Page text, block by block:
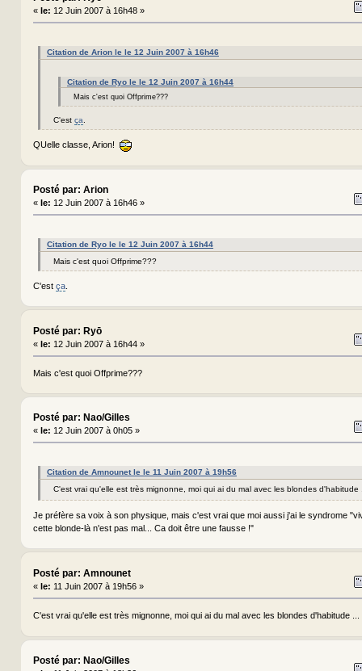
« le: 12 Juin 2007 à 16h48 »
Citation de Arion le le 12 Juin 2007 à 16h46
Citation de Ryo le le 12 Juin 2007 à 16h44
Mais c'est quoi Offprime???
C'est ça
QUelle classe, Arion!
Posté par: Arion
« le: 12 Juin 2007 à 16h46 »
Citation de Ryo le le 12 Juin 2007 à 16h44
Mais c'est quoi Offprime???
C'est ça.
Posté par: Ryō
« le: 12 Juin 2007 à 16h44 »
Mais c'est quoi Offprime???
Posté par: Nao/Gilles
« le: 12 Juin 2007 à 0h05 »
Citation de Amnounet le le 11 Juin 2007 à 19h56
C'est vrai qu'elle est très mignonne, moi qui ai du mal avec les blondes
Je préfère sa voix à son physique, mais c'est vrai que moi aussi j'ai le syndrome
cette blonde-là n'est pas mal... Ca doit être une fausse !"
Posté par: Amnounet
« le: 11 Juin 2007 à 19h56 »
C'est vrai qu'elle est très mignonne, moi qui ai du mal avec les blondes d'habitude
Posté par: Nao/Gilles